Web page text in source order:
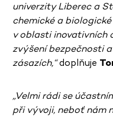
univerzity Liberec a
chemické a
v oblasti inovativních
zvýšení bezpečnosti
zásazích,“doplňuje
„Velmi rádi se
při vývoji, neboť nám